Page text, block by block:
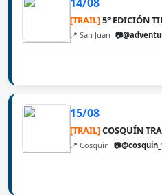
[TRAIL]5° EDICIÓN
📍 San Juan
15/08
[TRAIL]COSQUÍN
📍 Cosquín